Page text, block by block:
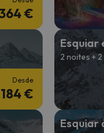
€
Desde
184 €
Esquiar
2 noites +
Esquiar